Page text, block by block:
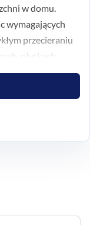
w domu.
wymagających
przecieraniu
płytkach,
kontrolę